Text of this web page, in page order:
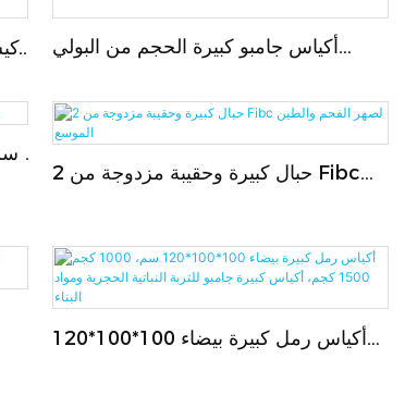
أكياس جامبو كبيرة الحجم من البولي
البنفسجية، مصدرها مباشرة من المصنع
في الصين، للاستخدام الصناعي
2 حبال كبيرة وحقيبة مزدوجة من Fibc
أكياس رمل كبيرة بيضاء 100*100*120